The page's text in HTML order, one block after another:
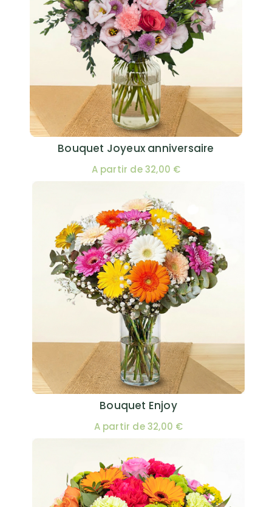
Bouquet Joyeux anniversaire
A partir de 32,00 €
Bouquet Enjoy
A partir de 32,00 €